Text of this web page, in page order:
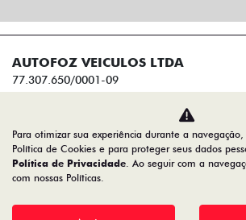
AUTOFOZ VEICULOS LTDA
77.307.650/0001-09
Desenvolvido pela DEALERSPACE ®
Para otimizar sua experiência durante a
Política de Cookies e para proteger seus dados
Política de Privacidade. Ao seguir com a
com nossas Políticas.